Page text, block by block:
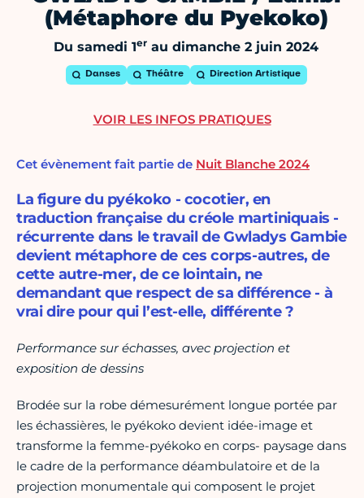
(Métaphore du Pyekoko)
Du samedi 1er au dimanche 2 juin 2024
Danses Théâtre Direction Artistique
Cet évènement fait partie de Nuit Blanche 2024
La figure du pyékoko - cocotier, en
traduction française du créole martiniquais -
récurrente dans le travail de Gwladys Gambie
devient métaphore de ces corps-autres, de
cette autre-mer, de ce lointain, ne
demandant que respect de sa différence - à
vrai dire pour qui l’est-elle, différente ?
Performance sur échasses, avec projection et
exposition de dessins
Brodée sur la robe démesurément longue portée par
les échassières, le pyékoko devient idée-image et
transforme la femme-pyékoko en corps- paysage dans
le cadre de la performance déambulatoire et de la
projection monumentale qui composent le projet
VOIR LES INFOS PRATIQUES